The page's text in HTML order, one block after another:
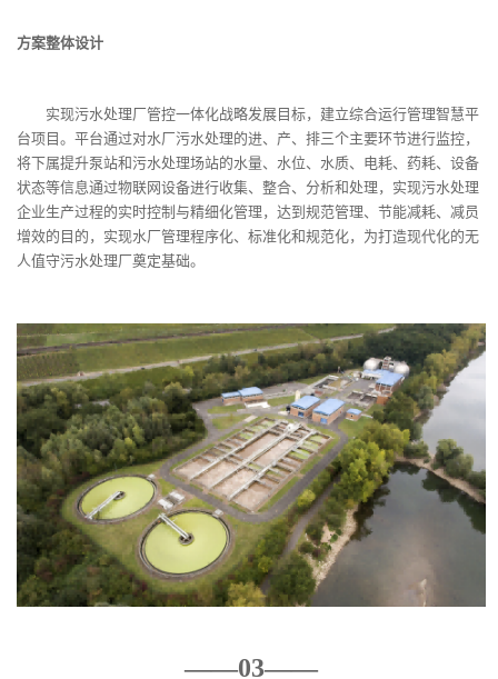
方案整体设计
实现污水处理厂管控一体化战略发展目标，建立综合运行管理智慧平
台项目。平台通过对水厂污水处理的进、产、排三个主要环节进行监控，
将下属提升泵站和污水处理场站的水量、水位、水质、电耗、药耗、设备
状态等信息通过物联网设备进行收集、整合、分析和处理，实现污水处理
企业生产过程的实时控制与精细化管理，达到规范管理、节能减耗、减员
增效的目的，实现水厂管理程序化、标准化和规范化，为打造现代化的无
人值守污水处理厂奠定基础。
——03——